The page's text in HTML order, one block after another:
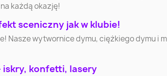
Nowy Sącz
Łomża
Piła
każdą okazję!
sceniczny jak w klubie!
Nasze wytwornice dymu, ciężkiego dymu i
iskry, konfetti, lasery